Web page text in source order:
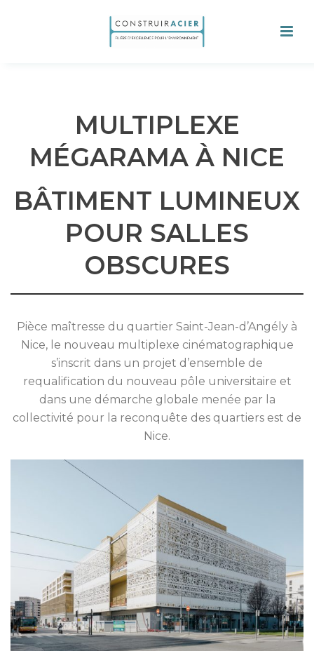
MULTIPLEXE
MÉGARAMA À NICE
BÂTIMENT LUMINEUX
POUR SALLES
OBSCURES
Pièce maîtresse du quartier Saint-Jean-d’Angély à
Nice, le nouveau multiplexe cinéma­to­graphique
s’inscrit dans un projet d’ensemble de
requalification du nouveau pôle universitaire et
dans une démarche globale menée par la
collectivité pour la reconquête des quartiers est de
Nice.